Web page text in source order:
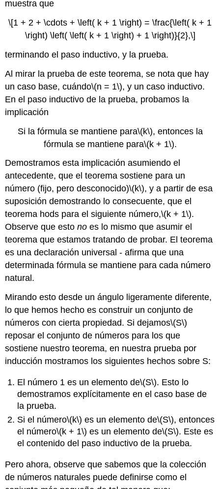
muestra que
\[1 + 2 + \cdots + \left( k + 1 \right) = \frac{\left( k + 1
\right) \left( \left( k + 1 \right) + 1 \right)}{2},\]
terminando el paso inductivo, y la prueba.
Al mirar la prueba de este teorema, se nota que hay
un caso base, cuándo\(n = 1\), y un caso inductivo.
En el paso inductivo de la prueba, probamos la
implicación
Si la fórmula se mantiene para\(k\), entonces la
fórmula se mantiene para\(k + 1\).
Demostramos esta implicación asumiendo el
antecedente, que el teorema sostiene para un
número (fijo, pero desconocido)\(k\), y a partir de esa
suposición demostrando lo consecuente, que el
teorema hods para el siguiente número,\(k + 1\).
Observe que estono es lo mismo que asumir el
teorema que estamos tratando de probar. El teorema
es una declaración universal - afirma que una
determinada fórmula se mantiene para cada número
natural.
Mirando esto desde un ángulo ligeramente diferente,
lo que hemos hecho es construir un conjunto de
números con cierta propiedad. Si dejamos\(S\)
reposar el conjunto de números para los que
sostiene nuestro teorema, en nuestra prueba por
inducción mostramos los siguientes hechos sobre S:
El número 1 es un elemento de\(S\). Esto lo
demostramos explícitamente en el caso base de
la prueba.
Si el número\(k\) es un elemento de\(S\), entonces
el número\(k + 1\) es un elemento de\(S\). Este es
el contenido del paso inductivo de la prueba.
Pero ahora, observe que sabemos que la colección
de números naturales puede definirse como el